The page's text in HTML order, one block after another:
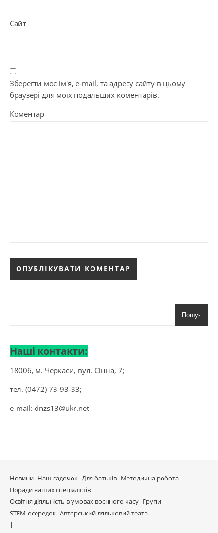
Сайт
Зберегти моє ім'я, e-mail, та адресу сайту в цьому
браузері для моїх подальших коментарів.
Коментар
Пошук
Наші контакти:
18006, м. Черкаси, вул. Сінна, 7;
тел. (0472) 73-93-33;
e-mail: dnzs13@ukr.net
Новини Наш садочок Для батьків Методична робота
Поради наших спеціалістів
Освітня діяльність в умовах воєнного часу Групи
STEM-осередок Авторський ляльковий театр